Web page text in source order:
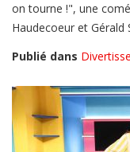
on tourne !", une
Haudecoeur et Gérald
Publié dans